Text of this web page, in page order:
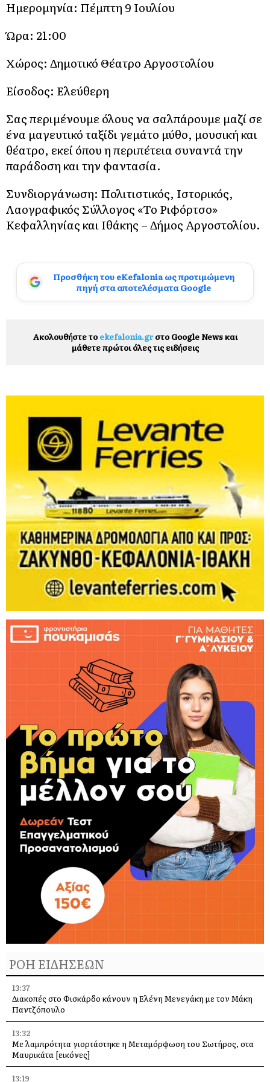
Ημερομηνία: Πέμπτη 9 Ιουλίου
Ώρα: 21:00
Χώρος: Δημοτικό Θέατρο Αργοστολίου
Είσοδος: Ελεύθερη
Σας περιμένουμε όλους να σαλπάρουμε μαζί σε
ένα μαγευτικό ταξίδι γεμάτο μύθο, μουσική και
θέατρο, εκεί όπου η περιπέτεια συναντά την
παράδοση και την φαντασία.
Συνδιοργάνωση: Πολιτιστικός, Ιστορικός,
Λαογραφικός Σύλλογος «Το Ριφόρτσο»
Κεφαλληνίας και Ιθάκης – Δήμος Αργοστολίου.
Προσθήκη του eKefalonia ως προτιμώμενη
πηγή στα αποτελέσματα Google
Ακολουθήστε το ekefalonia.grστο Google News και
μάθετε πρώτοι όλες τις ειδήσεις
ΡΟΗ ΕΙΔΗΣΕΩΝ
13:37
Διακοπές στο Φισκάρδο κάνουν η Ελένη Μενεγάκη με τον Μάκη
Παντζόπουλο
13:32
Με λαμπρότητα γιορτάστηκε η Μεταμόρφωση του Σωτήρος, στα
Μαυρικάτα [εικόνες]
13:19